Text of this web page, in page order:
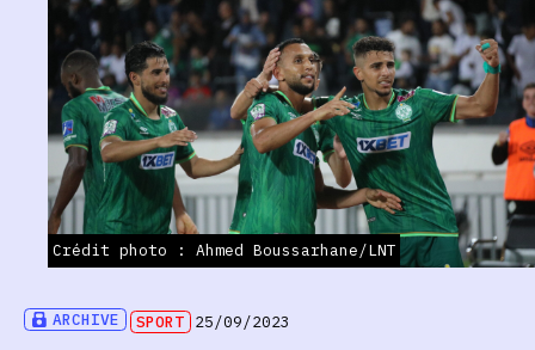
ARCHIVE SPORT 25/09/2023
Crédit photo : Ahmed Boussarhane/LNT